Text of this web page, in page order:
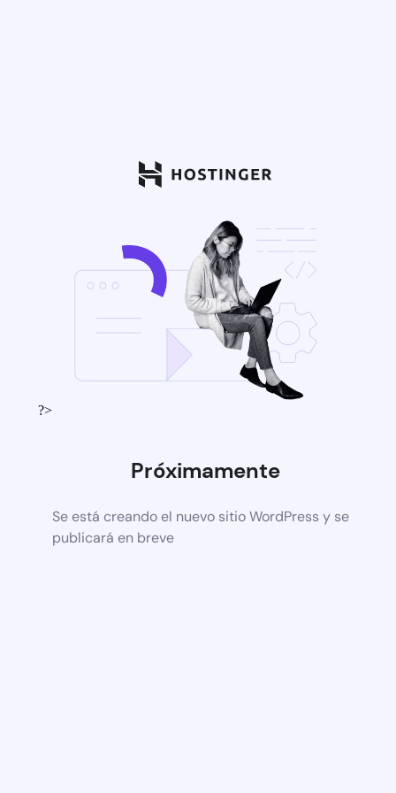
?>
Próximamente
Se está creando el nuevo sitio WordPress y se
publicará en breve